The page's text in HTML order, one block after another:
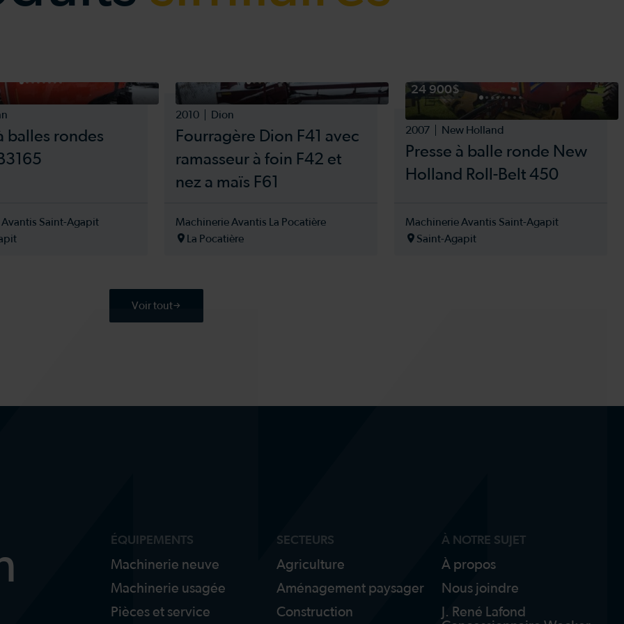
balles rondes
Saint-Agapit
2010 Dion
Fourragère Dion F41 avec
ramasseur à foin F42 et
nez a maïs F61
Machinerie Avantis La Pocatière
La Pocatière
24 900$
2007 New Holland
Presse à balle ronde New
Holland Roll-Belt 450
Machinerie Avantis Saint-Agapit
Saint-Agapit
Voir tout
ÉQUIPEMENTS
Machinerie neuve
Machinerie usagée
Pièces et service
SECTEURS
Agriculture
Aménagement paysager
Construction
À NOTRE SUJET
À propos
Nous joindre
J. René Lafond